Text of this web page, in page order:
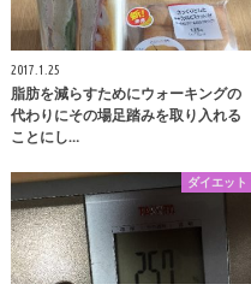
2017.1.25
脂肪を減らすためにウォーキングの
代わりにその場足踏みを取り入れる
ことにし…
ダイエット